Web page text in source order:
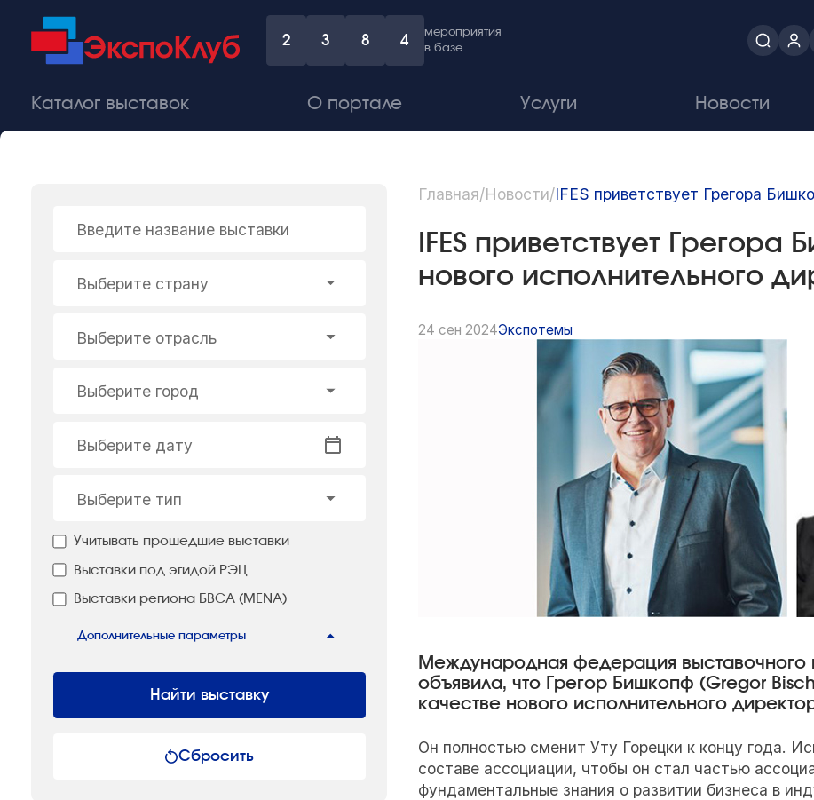
2 3 8 4
мероприятия
в базе
Каталог выставок О портале Услуги Новости
Введите название выставки
Выберите страну
Выберите отрасль
Выберите город
Выберите дату
Выберите тип
Учитывать прошедшие выставки
Выставки под эгидой РЭЦ
Выставки региона БВСА (MENA)
Дополнительные параметры
Найти выставку
Сбросить
Главная/Новости/IFES приветствует Грегора
IFES приветствует
нового исполнительного
24 сен 2024Экспотемы
Международная федерация выставочного
объявила, что Грегор Бишкопф (Gregor
качестве нового исполнительного
Он полностью сменит Уту Горецки к концу года.
составе ассоциации, чтобы он стал частью
фундаментальные знания о развитии бизнеса в